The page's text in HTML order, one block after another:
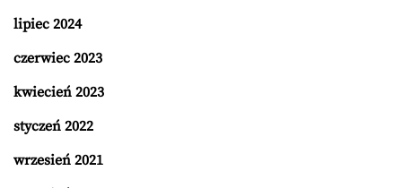
lipiec 2024
czerwiec 2023
kwiecień 2023
styczeń 2022
wrzesień 2021